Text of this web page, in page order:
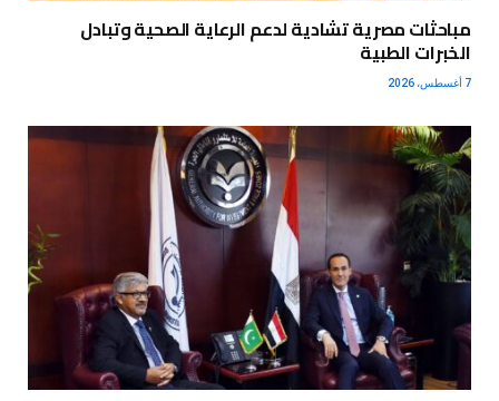
مباحثات مصرية تشادية لدعم الرعاية الصحية وتبادل
الخبرات الطبية
7 أغسطس، 2026